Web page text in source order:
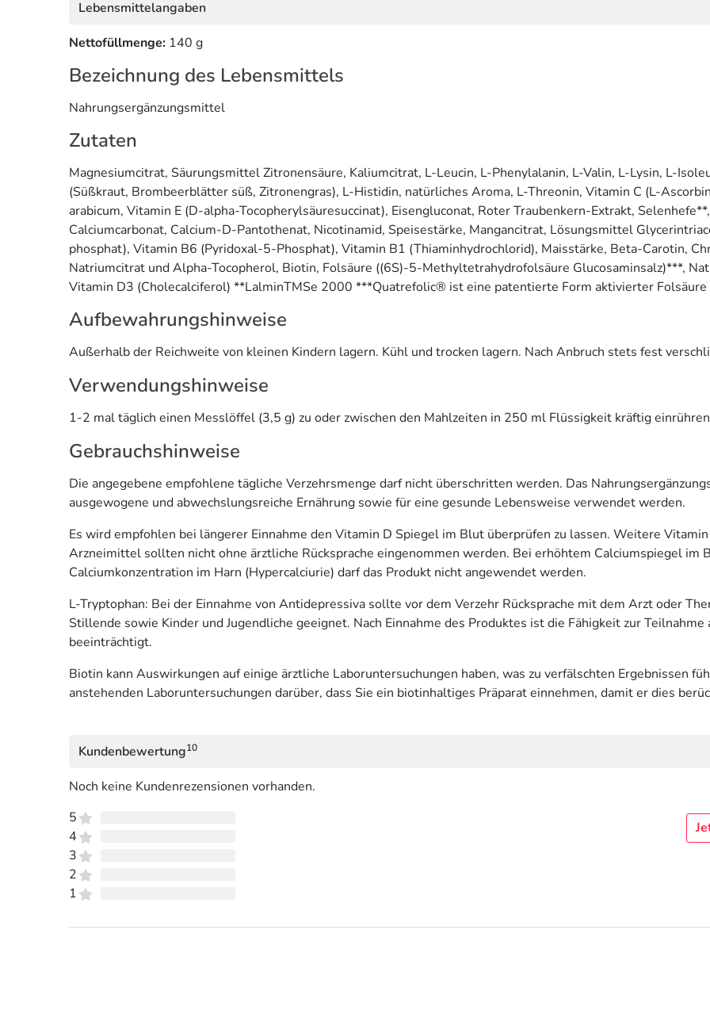
Lebensmittelangaben
Nettofüllmenge: 140 g
Bezeichnung des Lebensmittels
Nahrungsergänzungsmittel
Zutaten
Magnesiumcitrat, Säurungsmittel Zitronensäure, Kaliumcitrat, L-Leucin, L-Phenylalanin, L-Valin, L-Lysin, L-
(Süßkraut, Brombeerblätter süß, Zitronengras), L-Histidin, natürliches Aroma, L-Threonin, Vitamin C (L-
arabicum, Vitamin E (D-alpha-Tocopherylsäuresuccinat), Eisengluconat, Roter Traubenkern-Extrakt,
Calciumcarbonat, Calcium-D-Pantothenat, Nicotinamid, Speisestärke, Mangancitrat, Lösungsmittel
phosphat), Vitamin B6 (Pyridoxal-5-Phosphat), Vitamin B1 (Thiaminhydrochlorid), Maisstärke, Beta-Carotin,
Natriumcitrat und Alpha-Tocopherol, Biotin, Folsäure ((6S)-5-Methyltetrahydrofolsäure Glucosaminsalz)***,
Vitamin D3 (Cholecalciferol) **LalminTMSe 2000 ***Quatrefolic® ist eine patentierte Form aktivierter Folsäure
Aufbewahrungshinweise
Außerhalb der Reichweite von kleinen Kindern lagern. Kühl und trocken lagern. Nach Anbruch stets fest
Verwendungshinweise
1-2 mal täglich einen Messlöffel (3,5 g) zu oder zwischen den Mahlzeiten in 250 ml Flüssigkeit kräftig
Gebrauchshinweise
Die angegebene empfohlene tägliche Verzehrsmenge darf nicht überschritten werden. Das
ausgewogene und abwechslungsreiche Ernährung sowie für eine gesunde Lebensweise verwendet werden.
Es wird empfohlen bei längerer Einnahme den Vitamin D Spiegel im Blut überprüfen zu lassen. Weitere
Arzneimittel sollten nicht ohne ärztliche Rücksprache eingenommen werden. Bei erhöhtem Calciumspiegel im
Calciumkonzentration im Harn (Hypercalciurie) darf das Produkt nicht angewendet werden.
L-Tryptophan: Bei der Einnahme von Antidepressiva sollte vor dem Verzehr Rücksprache mit dem Arzt oder
Stillende sowie Kinder und Jugendliche geeignet. Nach Einnahme des Produktes ist die Fähigkeit zur
beeinträchtigt.
Biotin kann Auswirkungen auf einige ärztliche Laboruntersuchungen haben, was zu verfälschten Ergebnissen
anstehenden Laboruntersuchungen darüber, dass Sie ein biotinhaltiges Präparat einnehmen, damit er dies
Kundenbewertung10
Noch keine Kundenrezensionen vorhanden.
5
4
3
2
1